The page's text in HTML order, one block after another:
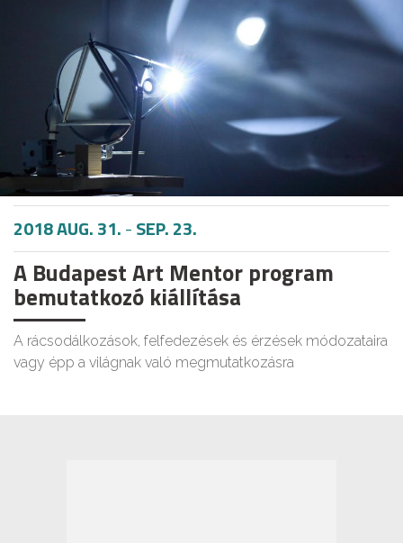
2018 AUG. 31.-SEP. 23.
A Budapest Art Mentor program
bemutatkozó kiállítása
A rácsodálkozások, felfedezések és érzések módozataira
vagy épp a világnak való megmutatkozásra